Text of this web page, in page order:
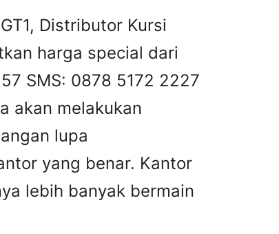
Distributor Kursi
harga special dari
SMS: 0878 5172 2227
akan melakukan
lupa
yang benar. Kantor
lebih banyak bermain